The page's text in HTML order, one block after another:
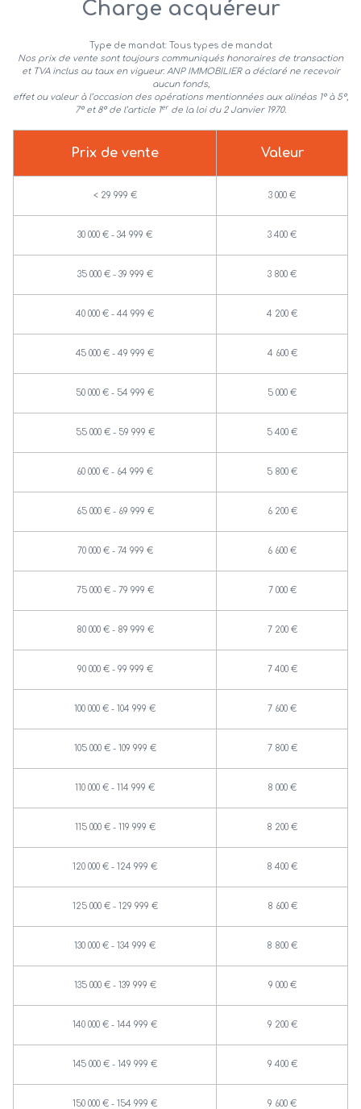
Charge acquéreur
Type de mandat:
Tous types de mandat
Nos prix de vente sont toujours communiqués honoraires de transaction
et TVA inclus au taux en vigueur. ANP IMMOBILIER a déclaré ne recevoir
aucun fonds,
effet ou valeur à l’occasion des opérations mentionnées aux alinéas 1° à 5°,
7° et 8° de l’article 1er de la loi du 2 Janvier 1970.
Prix de vente Valeur
<29 999 € 3 000 €
30 000 € - 34 999 € 3 400 €
35 000 € - 39 999 € 3 800 €
40 000 € - 44 999 € 4 200 €
45 000 € - 49 999 € 4 600 €
50 000 € - 54 999 € 5 000 €
55 000 € - 59 999 € 5 400 €
60 000 € - 64 999 € 5 800 €
65 000 € - 69 999 € 6 200 €
70 000 € - 74 999 € 6 600 €
75 000 € - 79 999 € 7 000 €
80 000 € - 89 999 € 7 200 €
90 000 € - 99 999 € 7 400 €
100 000 € - 104 999 € 7 600 €
105 000 € - 109 999 € 7 800 €
110 000 € - 114 999 € 8 000 €
115 000 € - 119 999 € 8 200 €
120 000 € - 124 999 € 8 400 €
125 000 € - 129 999 € 8 600 €
130 000 € - 134 999 € 8 800 €
135 000 € - 139 999 € 9 000 €
140 000 € - 144 999 € 9 200 €
145 000 € - 149 999 € 9 400 €
150 000 € - 154 999 € 9 600 €